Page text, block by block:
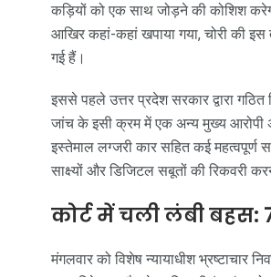
कड़ियों को एक साथ जोड़ने की कोशिश
आखिर कहां-कहां खपाया गया, चोरी की
गई हैं।
इससे पहले उत्तर प्रदेश सरकार द्वारा
जांच के इसी क्रम में एक अन्य मुख्य आरोपी
इस्तेमाल लग्जरी कार सहित कई
साक्ष्यों और डिजिटल सबूतों की रिकवरी
कोर्ट में चली लंबी
मंगलवार को विशेष न्यायाधीश भ्रष्टाचार